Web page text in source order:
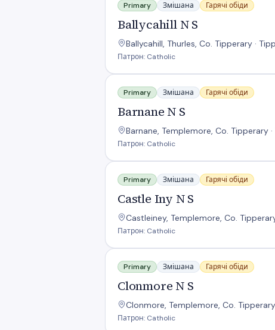
Primary Змішана Гарячі обіди
Ballycahill N S
Ballycahill, Thurles, Co. Tipperary ·
Патрон: Catholic
Barnane N S
Primary Змішана Гарячі обіди
Barnane N S
Barnane, Templemore, Co. Tipperary ·
Патрон: Catholic
Castle Iny N S
Primary Змішана Гарячі обіди
Castle Iny N S
Castleiney, Templemore, Co.
Патрон: Catholic
Clonmore N S
Primary Змішана Гарячі обіди
Clonmore N S
Clonmore, Templemore, Co. Tipperary
Патрон: Catholic